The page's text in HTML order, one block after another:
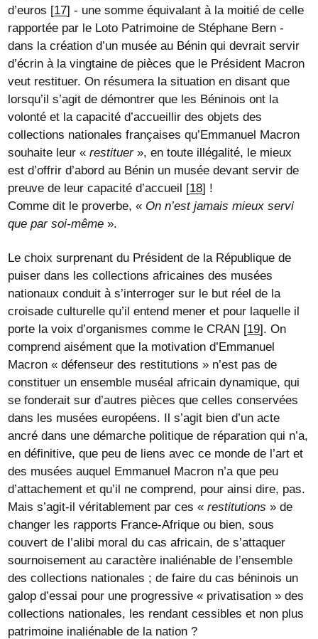
d’euros [17] - une somme équivalant à la moitié de celle
rapportée par le Loto Patrimoine de Stéphane Bern -
dans la création d’un musée au Bénin qui devrait servir
d’écrin à la vingtaine de pièces que le Président Macron
veut restituer. On résumera la situation en disant que
lorsqu’il s’agit de démontrer que les Béninois ont la
volonté et la capacité d’accueillir des objets des
collections nationales françaises qu’Emmanuel Macron
souhaite leur «restituer», en toute illégalité, le mieux
est d’offrir d’abord au Bénin un musée devant servir de
preuve de leur capacité d’accueil [18] !
Comme dit le proverbe, « On n’est jamais mieux servi
que par soi-même ».
Le choix surprenant du Président de la République de
puiser dans les collections africaines des musées
nationaux conduit à s’interroger sur le but réel de la
croisade culturelle qu’il entend mener et pour laquelle il
porte la voix d’organismes comme le CRAN [19]. On
comprend aisément que la motivation d’Emmanuel
Macron « défenseur des restitutions » n’est pas de
constituer un ensemble muséal africain dynamique, qui
se fonderait sur d’autres pièces que celles conservées
dans les musées européens. Il s’agit bien d’un acte
ancré dans une démarche politique de réparation qui n’a,
en définitive, que peu de liens avec ce monde de l’art et
des musées auquel Emmanuel Macron n’a que peu
d’attachement et qu’il ne comprend, pour ainsi dire, pas.
Mais s’agit-il véritablement par ces «restitutions » de
changer les rapports France-Afrique ou bien, sous
couvert de l’alibi moral du cas africain, de s’attaquer
sournoisement au caractère inaliénable de l’ensemble
des collections nationales ; de faire du cas béninois un
galop d’essai pour une progressive « privatisation » des
collections nationales, les rendant cessibles et non plus
patrimoine inaliénable de la nation ?